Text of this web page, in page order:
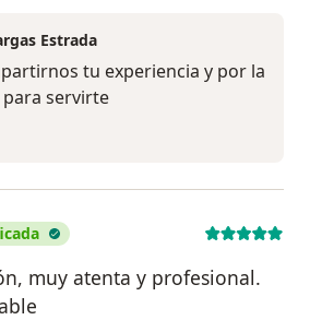
Estrada
tu experiencia y por la
para servirte
muy atenta y profesional.